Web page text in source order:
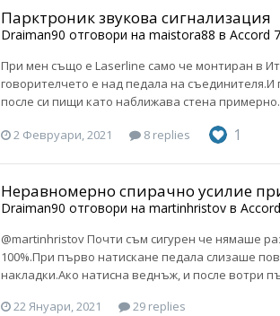
Парктроник звукова сигнализация
Draiman90 отговори на maistora88 в Accord
При мен също е Laserline само че монтиран в
говорителчето е над педала на
после си пищи като наближава стена примерно.
2 Февруари, 2021 8 replies 1
Неравномерно спирачно усилие
Draiman90 отговори на martinhristov в
@martinhristov Почти съм сигурен че нямаше
100%.При първо натискане педала слизаше
накладки.Ако натисна веднъж, и после вотри
22 Януари, 2021
29 replies